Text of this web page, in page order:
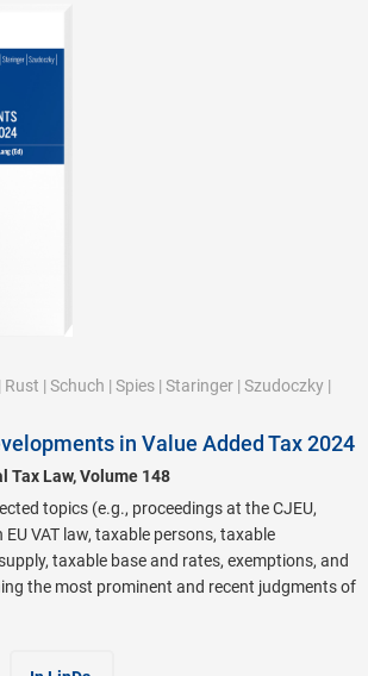
Rust | Schuch | Spies | Staringer | Szudoczky |
in Value Added Tax 2024
Tax Law, Volume 148
topics (e.g., proceedings at the CJEU,
VAT law, taxable persons, taxable
taxable base and rates, exemptions, and
the most prominent and recent judgments of